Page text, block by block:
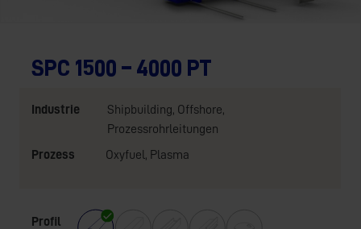
SPC 1500 – 4000 PT
Industrie Shipbuilding, Offshore,
Prozessrohrleitungen
Prozess
Oxyfuel, Plasma
Profil